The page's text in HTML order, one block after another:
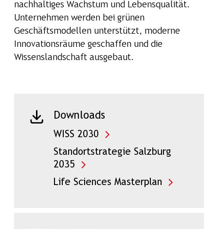
nachhaltiges Wachstum und Lebensqualität.
Unternehmen werden bei grünen
Geschäftsmodellen unterstützt, moderne
Innovationsräume geschaffen und die
Wissenslandschaft ausgebaut.
Downloads
WISS 2030
Standortstrategie Salzburg
2035
Life Sciences Masterplan